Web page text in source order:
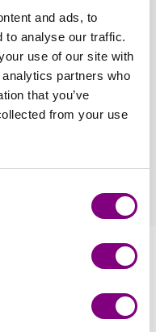
and ads, to
to analyse our traffic.
use of our site with
partners who
that you’ve
from your use
Opskriftsprog: Dansk
af opskrift på ark af